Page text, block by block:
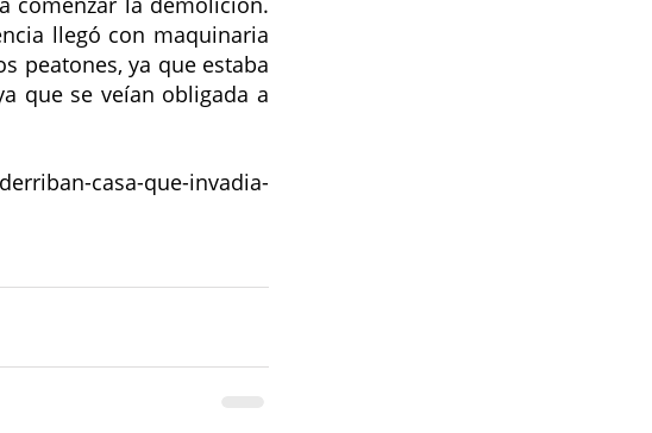
llegó con maquinaria
peatones, ya que estaba
que se veían obligada a
casa-que-invadia-